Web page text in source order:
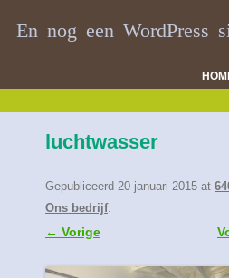
En nog een WordPress
luchtwasser
Gepubliceerd 20 januari 2015 at
Ons bedrijf.
← Vorige